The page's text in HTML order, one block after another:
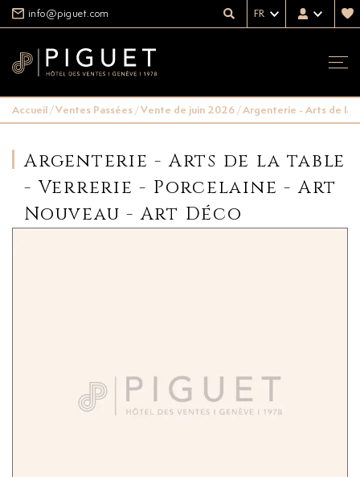
info@piguet.com FR
Accueil/Ventes Passées/Vente de juin 2026/Argenterie - Arts de la
Argenterie - Arts de la table
- Verrerie - Porcelaine - Art
Nouveau - Art Déco